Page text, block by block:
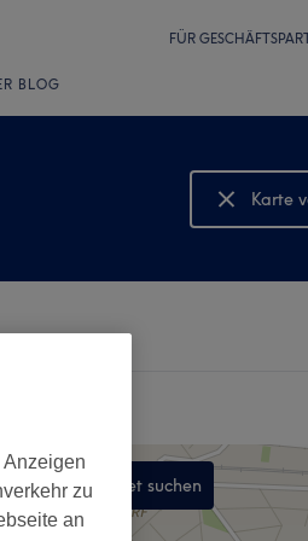
FÜR
BLOG
Karte
Karte
In diesem Gebiet suchen
,
zu
an